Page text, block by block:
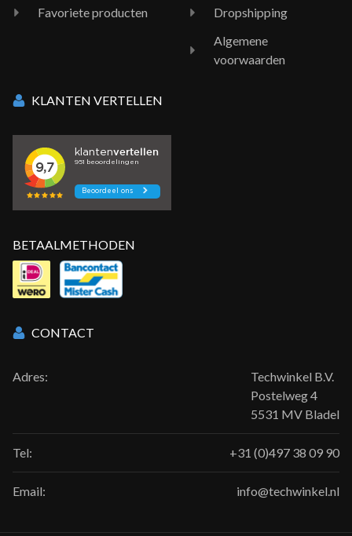
Favoriete producten
Dropshipping
Algemene
voorwaarden
KLANTEN VERTELLEN
BETAALMETHODEN
CONTACT
Adres:
Techwinkel B.V.
Postelweg 4
5531 MV Bladel
Tel: +31 (0)497 38 09 90
Email: info@techwinkel.nl